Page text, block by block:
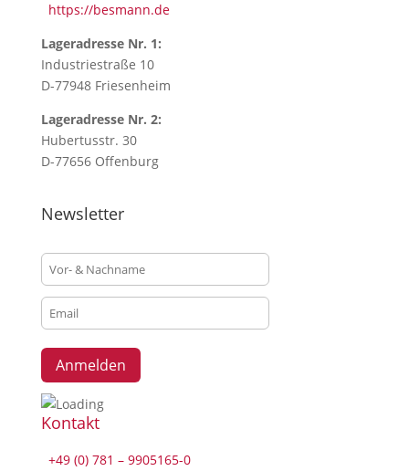
will
our
terms
and
conditions.
This
field
created
technical
issues,
only.
https://besmann.de
Lageradresse Nr. 1:
Industriestraße 10
D-77948 Friesenheim
Lageradresse Nr. 2:
Hubertusstr. 30
D-77656 Offenburg
Newsletter
Kontakt
+49 (0) 781 – 9905165-0